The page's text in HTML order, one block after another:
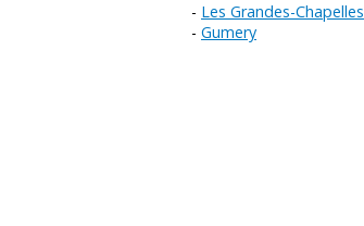
Les Grandes-Chapelles
Gumery